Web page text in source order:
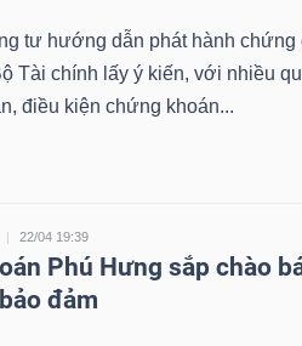
tư hướng dẫn phát hành chứng
Tài chính lấy ý kiến, với nhiều
điều kiện chứng khoán...
22/04 19:39
Phú Hưng sắp chào
đảm